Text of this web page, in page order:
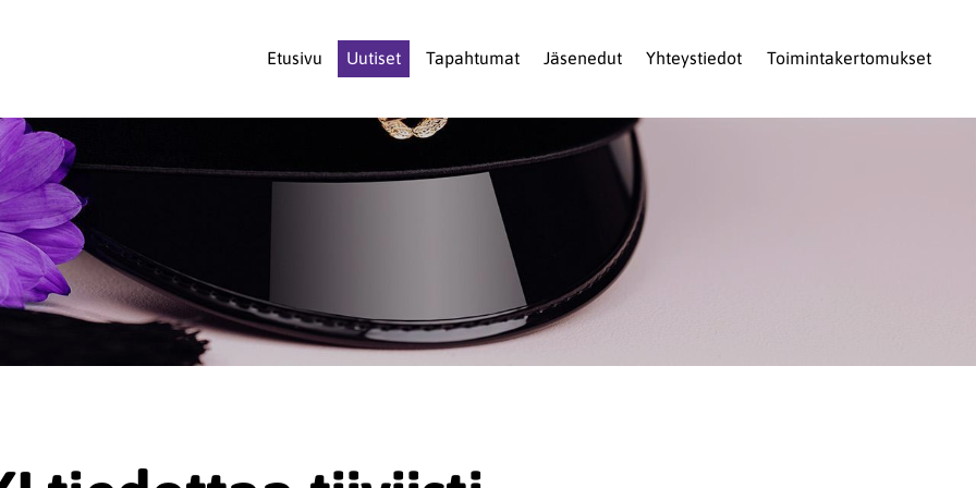
Etusivu Uutiset Tapahtumat Jäsenedut Yhteystiedot Toimintakertomukset